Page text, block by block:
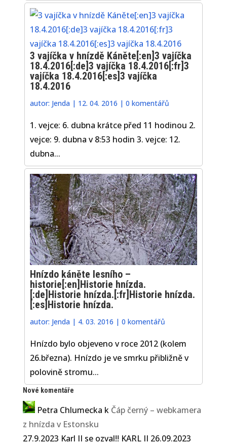
3 vajíčka v hnízdě Káněte[:en]3 vajíčka
18.4.2016[:de]3 vajíčka 18.4.2016[:fr]3
vajíčka 18.4.2016[:es]3 vajíčka
18.4.2016
autor: Jenda | 12. 04. 2016 |0 komentářů
1. vejce: 6. dubna krátce před 11 hodinou 2.
vejce: 9. dubna v 8:53 hodin 3. vejce: 12.
dubna...
Hnízdo káněte lesního –
historie[:en]Historie hnízda.
[:de]Historie hnízda.[:fr]Historie hnízda.
[:es]Historie hnízda.
autor: Jenda | 4. 03. 2016 |0 komentářů
Hnízdo bylo objeveno v roce 2012 (kolem
26.března). Hnízdo je ve smrku přibližně v
polovině stromu...
Nové komentáře
Petra Chlumecka k Čáp černý – webkamera
z hnízda v Estonsku
27.9.2023 Karl II se ozval!! KARL II 26.09.2023